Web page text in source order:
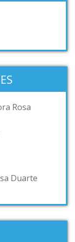
Rosa
Duarte